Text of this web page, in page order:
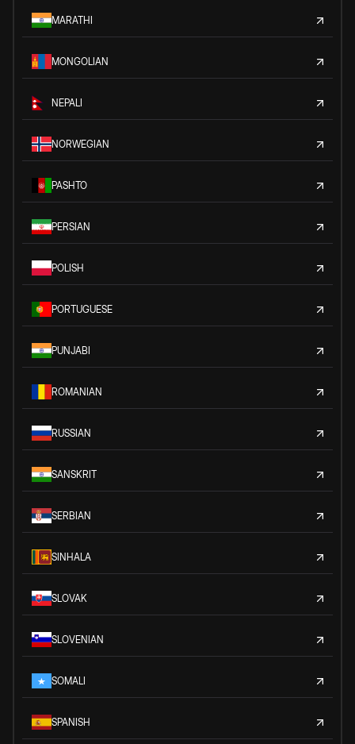
MARATHI
MONGOLIAN
NEPALI
NORWEGIAN
PASHTO
PERSIAN
POLISH
PORTUGUESE
PUNJABI
ROMANIAN
RUSSIAN
SANSKRIT
SERBIAN
SINHALA
SLOVAK
SLOVENIAN
SOMALI
SPANISH